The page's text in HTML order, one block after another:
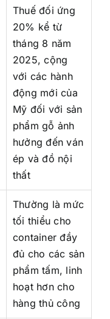
Thuế đối ứng
20% kể từ
tháng 8 năm
2025, cộng
với các hành
động mới của
Mỹ đối với sản
phẩm gỗ ảnh
hưởng đến ván
ép và đồ nội
thất
Thường là mức
tối thiểu cho
container đầy
đủ cho các sản
phẩm tấm, linh
hoạt hơn cho
hàng thủ công